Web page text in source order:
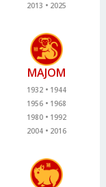
2013
2025
MAJOM
1932
1944
1956
1968
1980
1992
2004
2016